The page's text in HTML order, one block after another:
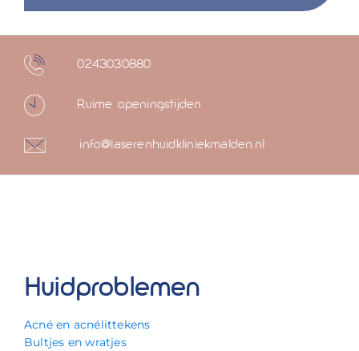
0243030880
Ruime openingstijden
info@laserenhuidkliniekmalden.nl
Huidproblemen
Acné en acnélittekens
Bultjes en wratjes